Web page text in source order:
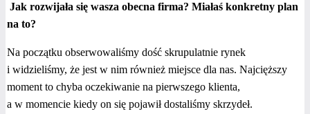
Jak rozwijała się wasza obecna firma? Miałaś konkretny plan
na to?
Na początku obserwowaliśmy dość skrupulatnie rynek
i widzieliśmy, że jest w nim również miejsce dla nas. Najcięższy
moment to chyba oczekiwanie na pierwszego klienta,
a w momencie kiedy on się pojawił dostaliśmy skrzydeł.